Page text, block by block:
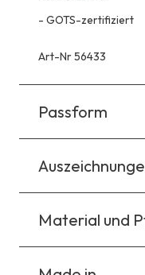
- GOTS-zertifiziert
Art-Nr 56433
Passform
Material und